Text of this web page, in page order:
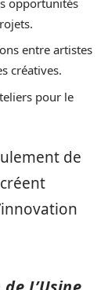
entre artistes
créatives.
pour le
de